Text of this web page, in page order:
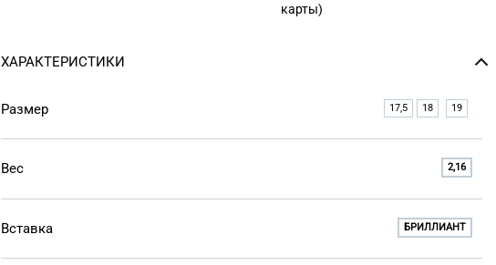
карты)
ХАРАКТЕРИСТИКИ
Размер 17,5 18 19
Вес 2,16
Вставка БРИЛЛИАНТ